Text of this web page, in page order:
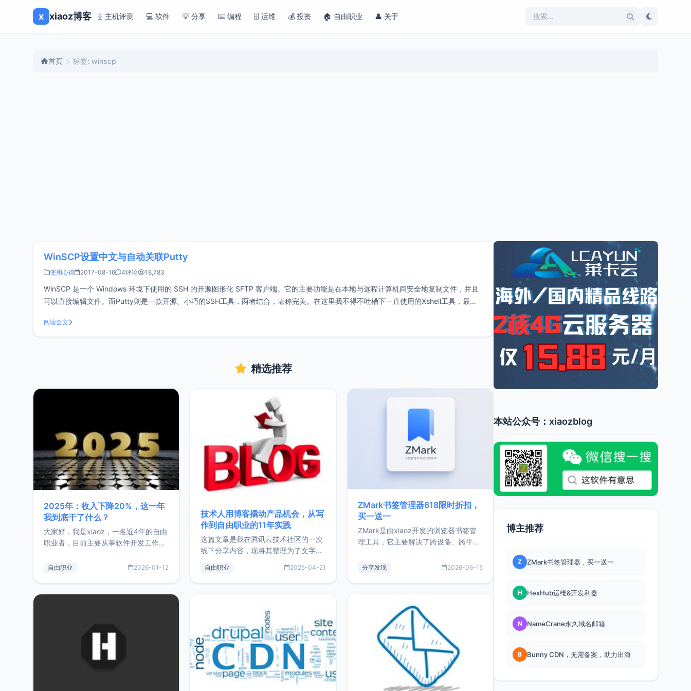
x xiaoz博客 🗄️ 主机评测 💻 软件 💡 分享 ⌨️ 编程 🗄️ 运维 💰 投资 🏠 自由职业 👤 关于
首页 标签: winscp
WinSCP设置中文与自动关联Putty
使用心得 2017-08-16 4评论 18,783
WinSCP 是一个 Windows 环境下使用的 SSH 的开源图形化 SFTP 客户端。它的主要功能是在本地与远程计算机间安全地复制文件，并且
可以直接编辑文件。而Putty则是一款开源、小巧的SSH工具，两者结合，堪称完美。在这里我不得不吐槽下一直使用的Xshell工具，最近
阅读全文
精选推荐
2025年：收入下降20%，这一年
我到底干了什么？
大家好，我是xiaoz，一名近4年的自由
职业者，目前主要从事软件开发工作。
的总结，内容主要包括：工作、学习、
自由职业 2026-01-12
技术人用博客撬动产品机会，从写
作到自由职业的11年实践
这篇文章是我在腾讯云技术社区的一次
线下分享内容，现将其整理为了文字
版，分享了写博客11年来的经历，以及
通过博客过渡到做产品和走向自由职业
的一个小故事。文中还首次公开了我的
前从事服务器运维相关工作，现在已经
转自由职业3年，目前
自由职业 2025-04-21
ZMark书签管理器618限时折扣，
买一送一
ZMark是由xiaoz开发的浏览器书签管
理工具，它主要解决了跨设备、跨平
做到一处部署、随处访问。同时，它还
量级： 使用Bun + Hono.js
分享发现 2026-06-15
本站公众号：xiaozblog
博主推荐
Z ZMark书签管理器，买一送一
H HexHub运维&开发利器
N NameCrane永久域名邮箱
B Bunny CDN，无需备案，助力出海